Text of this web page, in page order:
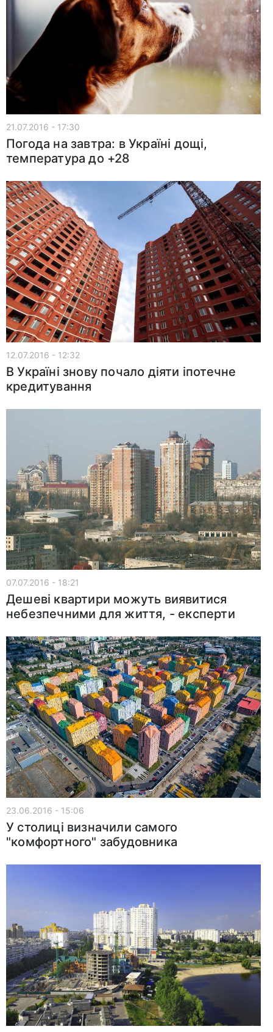
21.07.2016 - 17:30
Погода на завтра: в Україні дощі,
температура до +28
12.07.2016 - 12:32
В Україні знову почало діяти іпотечне
кредитування
07.07.2016 - 18:21
Дешеві квартири можуть виявитися
небезпечними для життя, - експерти
23.06.2016 - 15:06
У столиці визначили самого
"комфортного" забудовника